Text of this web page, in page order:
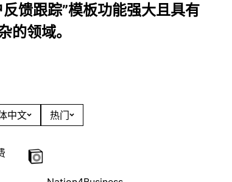
馈跟踪”模板功能强大且具有
的领域。
中文 热门